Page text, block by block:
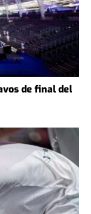
de final del